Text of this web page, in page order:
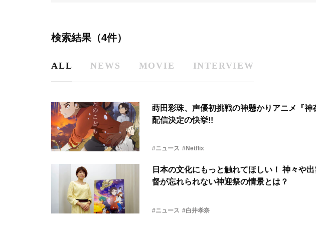
検索結果（4件）
ALL NEWS MOVIE INTERVIEW
蒔田彩珠、声優初挑戦の神懸かりアニメ『
配信決定の快挙!!
#ニュース #Netflix
日本の文化にもっと触れてほしい！ 神々や
督が忘れられない神迎祭の情景とは？
#ニュース #白井孝奈